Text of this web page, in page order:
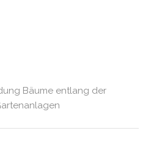
Bäume entlang der